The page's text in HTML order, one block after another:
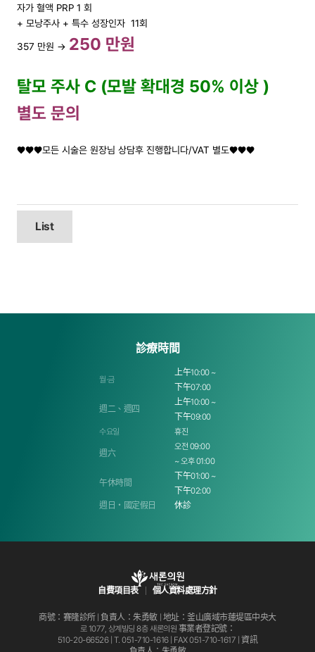
자가 혈액 PRP 1 회
+ 모낭주사 + 특수 성장인자 11회
357 만원 → 250 만원
탈모 주사 C (모발 확대경 50% 이상 )
별도 문의
♥♥♥모든 시술은 원장님 상담후 진행합니다/VAT 별도♥♥♥
List
自費項目表 個人資料處理方針
商號：賽隆診所 | 負責人：朱勇敏 | 地址：釜山廣域市蓮堤區中央大
로 1077, 상계빌딩 8층 새론의원 事業者登記號：
510-20-66526 | T.051-710-1616| FAX 051-710-1617 | 資訊
診療時間
월·금
上午10:00 ~
下午07:00
週二、週四
上午10:00 ~
下午09:00
수요일
휴진
週六
오전 09:00
~ 오후 01:00
午休時間
下午01:00 ~
下午02:00
週日・國定假日
休診